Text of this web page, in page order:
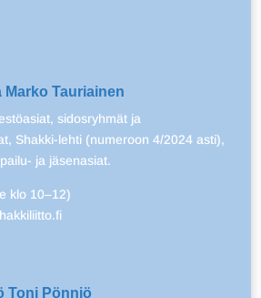
Tauriainen
sidosryhmät ja
Shakki-lehti (numeroon 4/2024 asti),
ja jäsenasiat.
klo 10–12)
Toni Pönniö